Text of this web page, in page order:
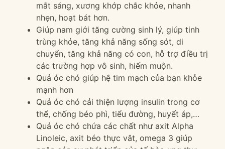
mắt sáng, xương khớp chắc khỏe, nhanh
nhẹn, hoạt bát hơn.
Giúp nam giới tăng cường sinh lý, giúp tinh
trùng khỏe, tăng khả năng sống sót, di
chuyển, tăng khả năng có con, hỗ trợ điều trị
các trường hợp vô sinh, hiếm muộn.
Quả óc chó giúp hệ tim mạch của bạn khỏe
mạnh hơn
Quả óc chó cải thiện lượng insulin trong cơ
thể, chống béo phì, tiểu đường, huyết áp,…
Quả óc chó chứa các chất như axit Alpha
Linoleic, axit béo thực vât, omega 3 giúp